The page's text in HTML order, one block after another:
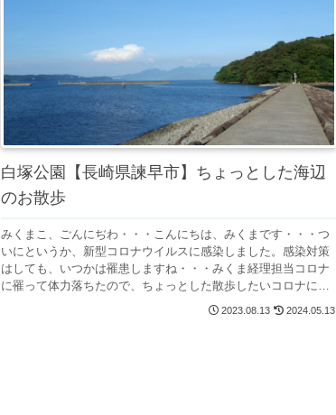
白塚公園【長崎県諫早市】ちょっとした海辺
のお散歩
みくまこ、ごんにぢわ・・・こんにちは、みくまです・・・つ
いにというか、新型コロナウイルスに感染しました。感染対策
はしても、いつかは罹患しますね・・・みくま経理担当コロナ
に罹って体力落ちたので、ちょっとした散歩したいコロナに罹
2023.08.13 2024.05.13